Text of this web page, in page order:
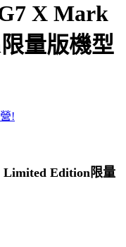
X Mark
量版機型
!
Edition限量